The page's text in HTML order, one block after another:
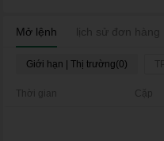
Mở lệnh lịch sử đơn hàng
Giới hạn | Thị trường(0)
Thời gian Cặp